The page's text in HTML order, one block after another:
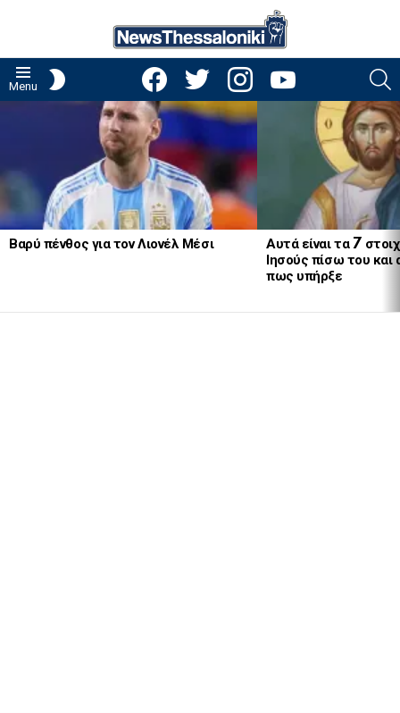
Menu
facebooktwitter instagramyoutube
Βαρύ πένθος για τον Λιονέλ Μέσι
Αυτά είναι τα 7
Ιησούς πίσω του και
πως υπήρξε